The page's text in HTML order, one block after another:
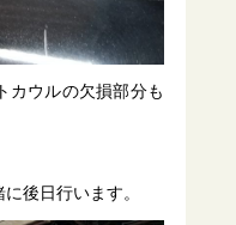
カウルの欠損部分も
後日行います。